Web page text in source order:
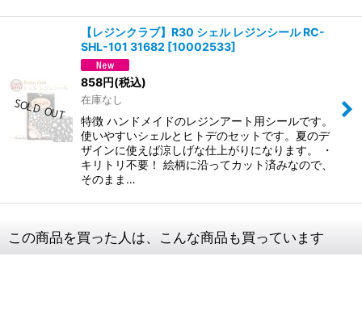
【レジンクラブ】R30 シェル レジンシール RC-
SHL-101 31682 [10002533]
858円(税込)
在庫なし
特徴 ハンドメイドのレジンアート用シールです。
使いやすいシェルとヒトデのセットです。夏のデ
ザインに使えば涼しげな仕上がりになります。 ・
キリトリ不要！ 絵柄に沿ってカット済みなので、
そのまま…
この商品を買った人は、こんな商品も買っています